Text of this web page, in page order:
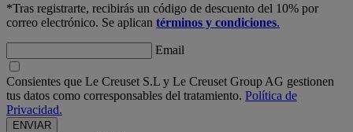
*Tras registrarte, recibirás un código de descuento del 10% por
correo electrónico. Se aplican términos y condiciones.
Email
Consientes que Le Creuset S.L y Le Creuset Group AG gestionen
tus datos como corresponsables del tratamiento. Política de
Privacidad.